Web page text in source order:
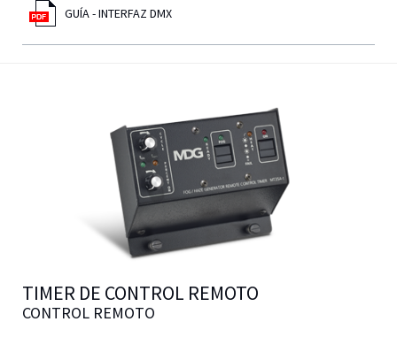
GUÍA - INTERFAZ DMX
TIMER DE CONTROL REMOTO
CONTROL REMOTO